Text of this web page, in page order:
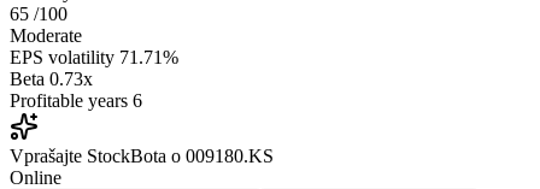
65 /100
Moderate
EPS volatility 71.71%
Beta 0.73x
Profitable years 6
Vprašajte StockBota o 009180.KS
Online